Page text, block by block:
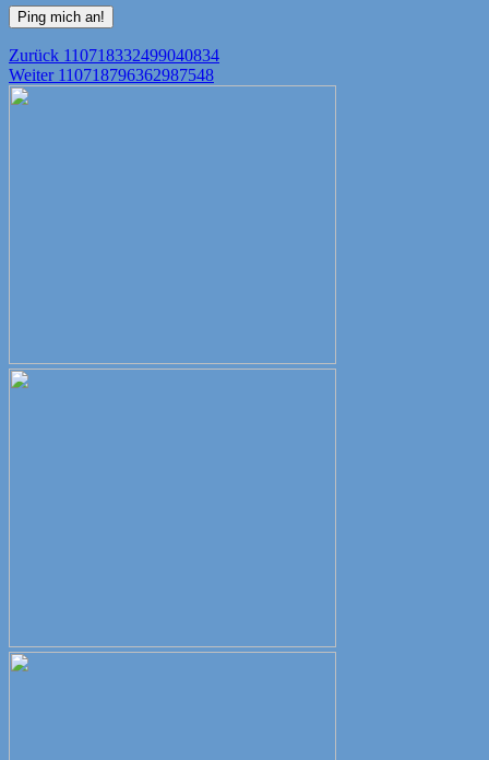
Beitragsnavigation
Zurück Vorheriger
Beitrag:
110718332499040834
Weiter Nächster
110718796362987548